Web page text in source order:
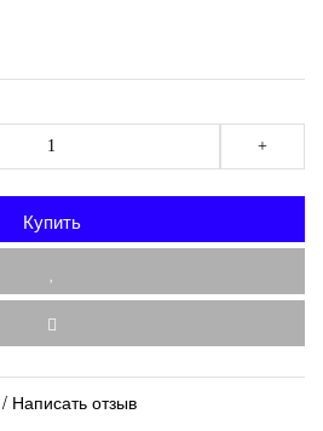
+
Купить
/ Написать отзыв